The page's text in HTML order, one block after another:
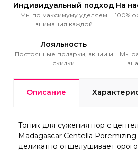
Индивидуальный подход
Мы по максимуму уделяем
внимания каждой
На
100%
Лояльность
Постоянные подарки, акции и
скидки
Мы
Описание
Тоник для сужения пор с
Madagascar Centella Poremizing
деликатно отшелушивает